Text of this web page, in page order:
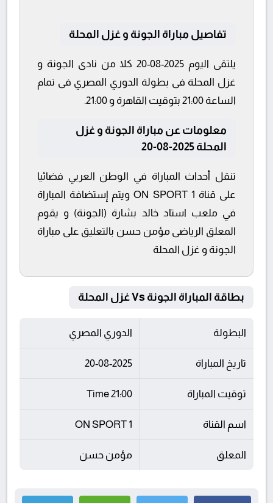
تفاصيل مباراة الجونة و غزل المحلة
يلتقى اليوم 2025-08-20 كلا من نادى الجونة و
غزل المحلة فى بطولة الدوري المصري فى تمام
الساعة 21:00 بتوقيت القاهرة و 21:00.
معلومات عن مباراة الجونة و غزل
المحلة 2025-08-20
تنقل أحداث المباراة في الوطن العربي فضائيا
على قناة ON SPORT 1 ويتم إستضافة المباراة
في ملعب استاد خالد بشارة (الجونة) و يقوم
المعلق الرياضى مؤمن حسن بالتعليق على مباراة
الجونة و غزل المحلة
بطاقة المباراة الجونة Vs غزل المحلة
البطولة الدوري المصري
تاريخ المباراة 20-08-2025
توقيت المباراة 21:00 Time
اسم القناة ON SPORT 1
المعلق مؤمن حسن